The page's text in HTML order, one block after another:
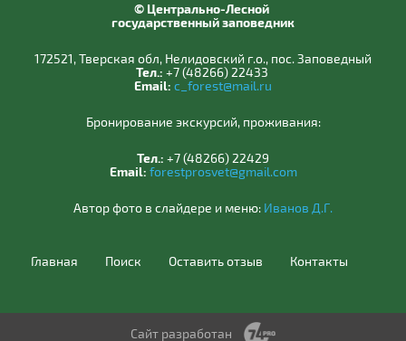
© Центрально-Лесной
государственный заповедник
172521, Тверская обл, Нелидовский г.о., пос. Заповедный
Тел.: +7 (48266) 22433
Email: c_forest@mail.ru
Бронирование экскурсий, проживания:
Тел.: +7 (48266) 22429
Email: forestprosvet@gmail.com
Автор фото в слайдере и меню: Иванов Д.Г.
Главная Поиск Оставить отзыв Контакты
Сайт разработан